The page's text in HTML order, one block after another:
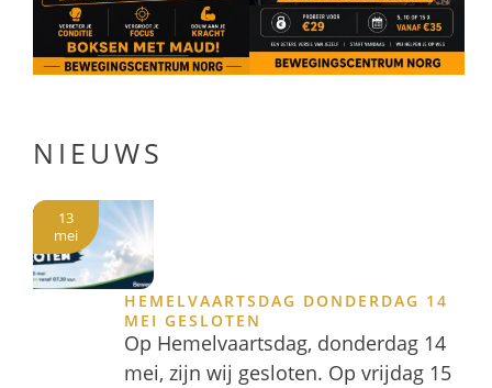
NIEUWS
13
mei
HEMELVAARTSDAG DONDERDAG 14
MEI GESLOTEN
Op Hemelvaartsdag, donderdag 14
mei, zijn wij gesloten. Op vrijdag 15